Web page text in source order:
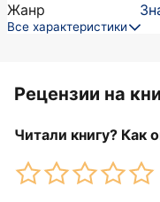
Жанр
Все характеристики
Рецензии на
Читали книгу? Как